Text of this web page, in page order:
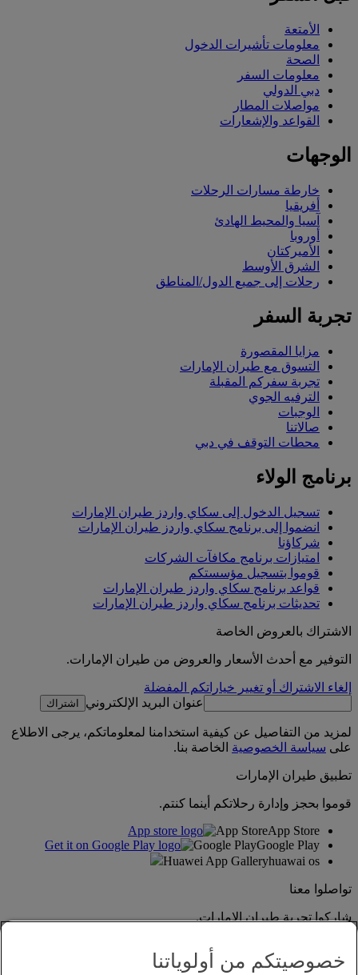
الأمتعة
معلومات تأشيرات الدخول
الصحة
معلومات السفر
دبي الدولي
مواصلات المطار
القواعد والإشعارات
الوجهات
خارطة مسارات الرحلات
أفريقيا
آسيا والمحيط الهادئ
أوروبا
الأميركتان
الشرق الأوسط
رحلات إلى جميع الدول/المناطق
تجربة السفر
مزايا المقصورة
التسوق مع طيران الإمارات
تجربة سفركم المقبلة
الترفيه الجوي
الوجبات
صالاتنا
محطات التوقف في دبي
برنامج الولاء
تسجيل الدخول إلى سكاي واردز طيران الإمارات
انضموا إلى برنامج سكاي واردز طيران الإمارات
شركاؤنا
امتيازات برنامج مكافآت الشركات
قوموا بتسجيل مؤسستكم
قواعد برنامج سكاي واردز طيران الإمارات
تحديثات برنامج سكاي واردز طيران الإمارات
الاشتراك بالعروض الخاصة
التوفير مع أحدث الأسعار والعروض من طيران الإمارات.
إلغاء الاشتراك أو تغيير خياراتكم المفضلة
عنوان البريد الإلكتروني
اشتراك
لمزيد من التفاصيل عن كيفية استخدامنا لمعلوماتكم، يرجى الاطلاع
على سياسة الخصوصية الخاصة بنا.
تطبيق طيران الإمارات
قوموا بحجز وإدارة رحلاتكم أينما كنتم.
App StoreApp Store
Google PlayGoogle Play
Huawei App Galleryhuawai os
تواصلوا معنا
شاركوا تجربة طيران الإمارات.
خصوصيتكم من أولوياتنا